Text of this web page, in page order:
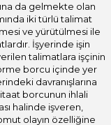
da gelmekte olan
iki türlü talimat
ve yürütülmesi ile
İşyerinde işin
talimatlara işçinin
borcu içinde yer
davranışlarına
borcunun ihlali
halinde işveren,
olayın özelliğine